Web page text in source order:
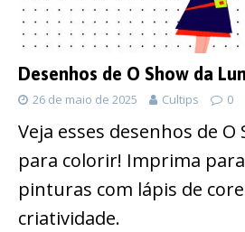
Desenhos de O Show da
26 de maio de 2025 Cultips 0
Veja esses desenhos de O
para colorir! Imprima
pinturas com lápis de
criatividade.